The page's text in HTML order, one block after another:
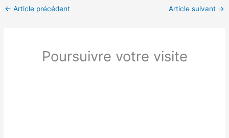
← Article précédent Article suivant →
Poursuivre votre visite